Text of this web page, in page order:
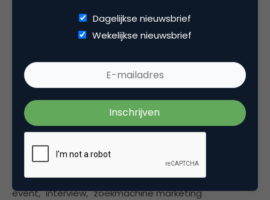
Eigenaar bijKiemfabriek
Categorie
Search & Conversie
event, interview, zoekmachine marketing
Dagelijkse nieuwsbrief
Wekelijkse nieuwsbrief